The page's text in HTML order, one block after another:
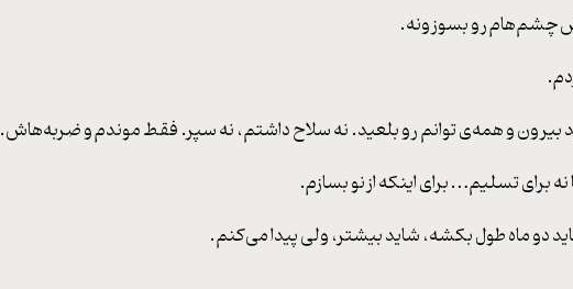
چشم‌هام رو بسوزونه.
بیرون و همه‌ی توانم رو بلعید. نه سلاح داشتم، نه سپر. فقط موندم و ضربه‌هاش.
برای تسلیم… برای اینکه از نو بسازم.
دو ماه طول بکشه، شاید بیشتر، ولی پیدا می‌کنم.